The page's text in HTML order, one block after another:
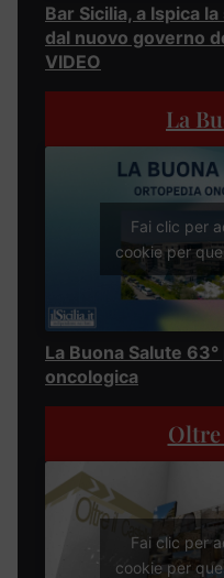
Bar Sicilia, a Ispica
dal nuovo governo
VIDEO
La
Fai clic per
cookie per
La Buona Salute
oncologica
Fai clic per
cookie per